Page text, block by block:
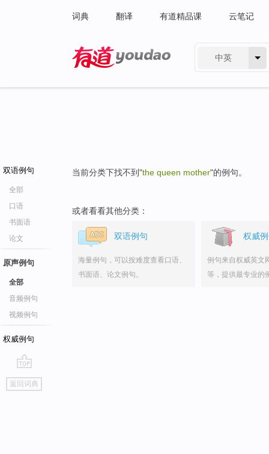
词典 翻译 有道精品课 云笔记
中英
双语例句
全部
口语
书面语
论文
原声例句
全部
音频例句
视频例句
权威例句
go
top
返回词典
当前分类下找不到"the queen mother"的例句。
或者看看其他分类：
双语例句
海量例句，可以按难度查看口语、
书面语、论文例句。
权威
例句来自权威英文
等，提供最专业的